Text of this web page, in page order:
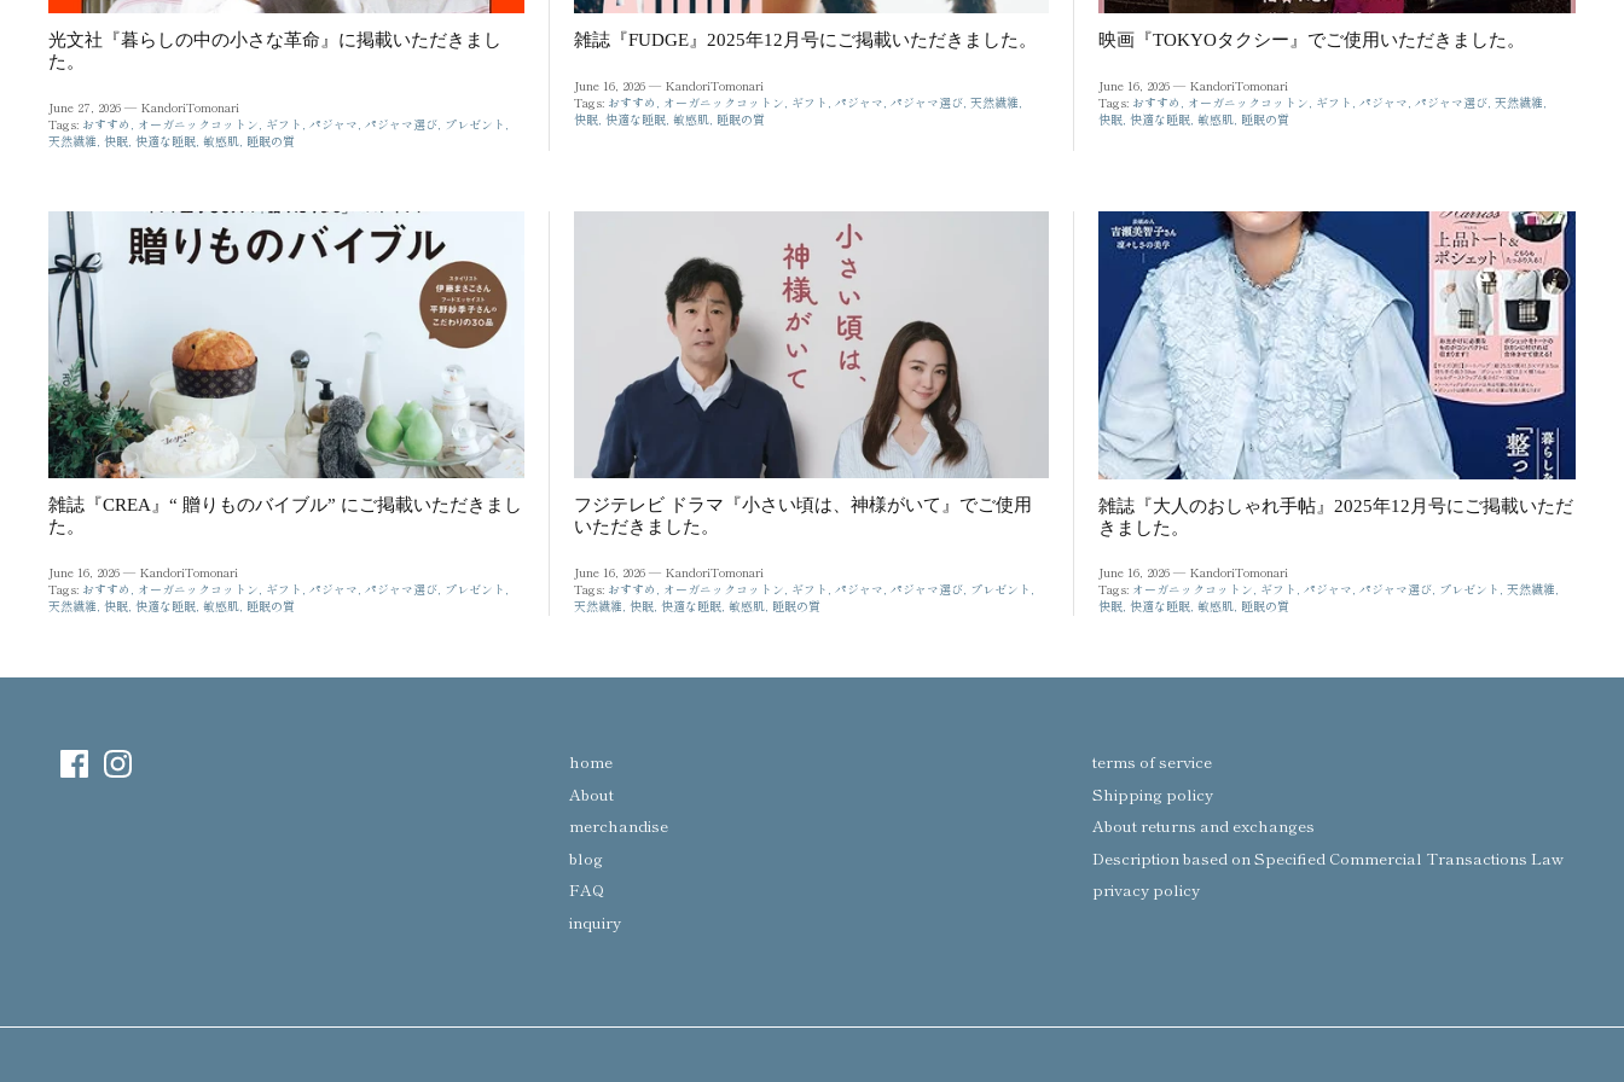
光文社『暮らしの中の小さな革命』に掲載いただきまし
た。
June 27, 2026 — KandoriTomonari
Tags: おすすめ オーガニックコットン ギフト パジャマ パジャマ選び プレゼント
天然繊維 快眠 快適な睡眠 敏感肌 睡眠の質
雑誌『FUDGE』2025年12月号にご掲載いただきました。
June 16, 2026 — KandoriTomonari
Tags: おすすめ オーガニックコットン ギフト パジャマ パジャマ選び 天然繊維
快眠 快適な睡眠 敏感肌 睡眠の質
映画『TOKYOタクシー』でご使用いただきました。
June 16, 2026 — KandoriTomonari
Tags: おすすめ オーガニックコットン ギフト パジャマ パジャマ選び 天然繊維
快眠 快適な睡眠 敏感肌 睡眠の質
雑誌『CREA』“ 贈りものバイブル” にご掲載いただきまし
た。
June 16, 2026 — KandoriTomonari
Tags: おすすめ オーガニックコットン ギフト パジャマ パジャマ選び プレゼント
天然繊維 快眠 快適な睡眠 敏感肌 睡眠の質
フジテレビ ドラマ『小さい頃は、神様がいて』でご使用
いただきました。
June 16, 2026 — KandoriTomonari
Tags: おすすめ オーガニックコットン ギフト パジャマ パジャマ選び プレゼント
天然繊維 快眠 快適な睡眠 敏感肌 睡眠の質
雑誌『大人のおしゃれ手帖』2025年12月号にご掲載いただ
きました。
June 16, 2026 — KandoriTomonari
Tags: オーガニックコットン ギフト パジャマ パジャマ選び プレゼント 天然繊維
快眠 快適な睡眠 敏感肌 睡眠の質
home
About
merchandise
blog
FAQ
inquiry
terms of service
Shipping policy
About returns and exchanges
Description based on Specified Commercial Transactions Law
privacy policy